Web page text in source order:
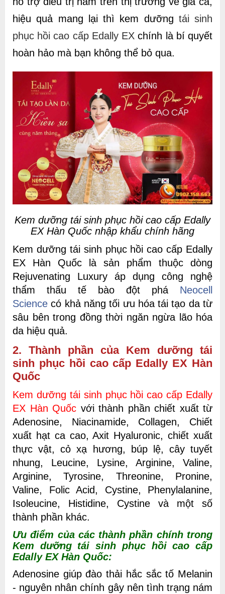
hiệu quả mang lại thì kem dưỡng tái sinh
phục hồi cao cấp Edally EXchính là bí quyết
hoàn hảo mà bạn không thể bỏ qua.
Kem dưỡng tái sinh phục hồi cao cấp Edally
EX Hàn Quốc nhập khẩu chính hãng
Kem dưỡng tái sinh phục hồi cao cấp Edally
EX Hàn Quốc là sản phẩm thuộc dòng
Rejuvenating Luxury áp dụng công nghệ
thẩm thấu tế bào đột phá Neocell
Science có khả năng tối ưu hóa tái tạo da từ
sâu bên trong đồng thời ngăn ngừa lão hóa
da hiệu quả.
2. Thành phần của Kem dưỡng tái
sinh phục hồi cao cấp Edally EX Hàn
Quốc
Kem dưỡng tái sinh phục hồi cao cấp Edally
EX Hàn Quốc với thành phần chiết xuất từ
Adenosine, Niacinamide, Collagen, Chiết
xuất hạt ca cao, Axit Hyaluronic, chiết xuất
thực vật, cỏ xạ hương, búp lệ, cây tuyết
nhung, Leucine, Lysine, Arginine, Valine,
Arginine, Tyrosine, Threonine, Pronine,
Valine, Folic Acid, Cystine, Phenylalanine,
Isoleucine, Histidine, Cystine và một số
thành phần khác.
Ưu điểm của các thành phần chính trong
Kem dưỡng tái sinh phục hồi cao cấp
Edally EX Hàn Quốc:
Adenosine giúp đào thải hắc sắc tố Melanin
- nguyên nhân chính gây nên tình trạng nám